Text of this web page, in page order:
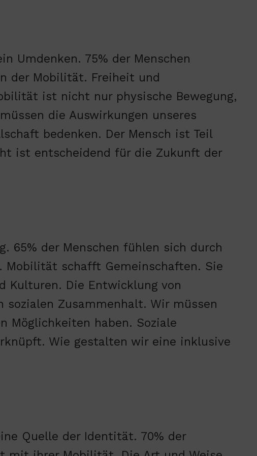
Umdenken. 75% der Menschen
der Mobilität. Freiheit und
ist nicht nur physische Bewegung,
die Auswirkungen unseres
bedenken. Der Mensch ist Teil
ist entscheidend für die Zukunft der
65% der Menschen fühlen sich durch
Mobilität schafft Gemeinschaften. Sie
Kulturen. Die Entwicklung von
Zusammenhalt. Wir müssen
Möglichkeiten haben. Soziale
Wie gestalten wir eine inklusive
Quelle der Identität. 70% der